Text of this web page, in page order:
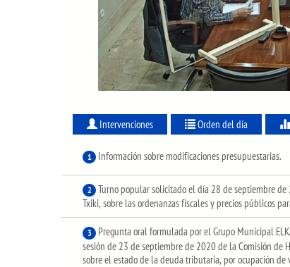
Intervenciones Orden del día
1 Información sobre modificaciones presupuestarias.
2
Turno popular solicitado el día 28 de septiembre de
Txiki, sobre las ordenanzas fiscales y precios públicos
3
Pregunta oral formulada por el Grupo Municipal
sesión de 23 de septiembre de 2020 de la Comisión de
sobre el estado de la deuda tributaria, por ocupación